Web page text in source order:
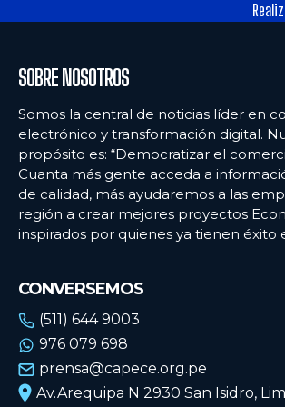
Ecommercenews
PERÚ
ARGENTINA
BOLIVIA
CHILE
ECUADOR
MÉXICO
URUGUAY
VENEZUELA
Ecommercenews
PERÚ
ARGENTINA
BOLIVIA
CHILE
ECUADOR
MÉXICO
URUGUAY
VENEZUELA
SOBRE NOSOTROS
Somos la central de noticias líder en
electrónico y transformación digital.
propósito es: “Democratizar el
Cuanta más gente acceda a
de calidad, más ayudaremos a las
región a crear mejores proyectos
inspirados por quienes ya tienen éxito
CONVERSEMOS
(511) 644 9003
976 079 698
prensa@capece.org.pe
Av.Arequipa N 2930 San Isidro,